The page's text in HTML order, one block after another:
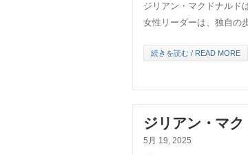
ジリアン・マクドナルド
女性リーダーは、独自の
続きを読む / READ MORE
ジリアン・マク
5月 19, 2025